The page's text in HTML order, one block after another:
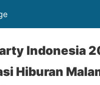
Indonesia
Hiburan